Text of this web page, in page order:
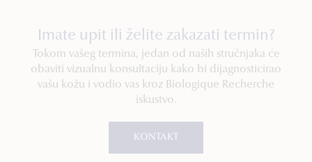
Imate upit ili želite zakazati termin?
Tokom vašeg termina, jedan od naših stručnjaka će
obaviti vizualnu konsultaciju kako bi dijagnosticirao
vašu kožu i vodio vas kroz Biologique Recherche
iskustvo.
KONTAKT